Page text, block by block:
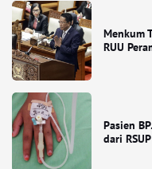
Menkum
RUU
Pasien
dari